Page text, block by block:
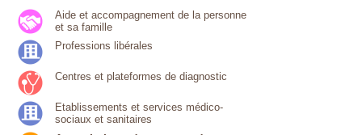
Aide et accompagnement de la personne
et sa famille
Professions libérales
Centres et plateformes de diagnostic
Etablissements et services médico-
sociaux et sanitaires